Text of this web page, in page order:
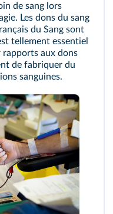
de sang lors
Les dons du sang
du Sang sont
tellement essentiel
rapports aux dons
de fabriquer du
sanguines.